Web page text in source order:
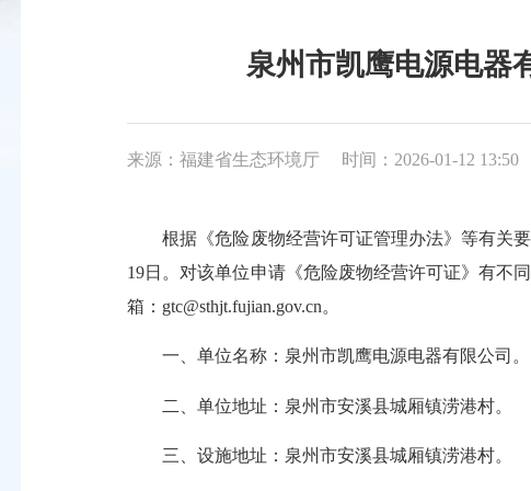
泉州市凯鹰电源电器
来源：福建省生态环境厅 时间：2026-01-12 13:50
根据《危险废物经营许可证管理办法》等有关要
19日。对该单位申请《危险废物经营许可证》有不
箱：gtc@sthjt.fujian.gov.cn。
一、单位名称：泉州市凯鹰电源电器有限公司。
二、单位地址：泉州市安溪县城厢镇涝港村。
三、设施地址：泉州市安溪县城厢镇涝港村。